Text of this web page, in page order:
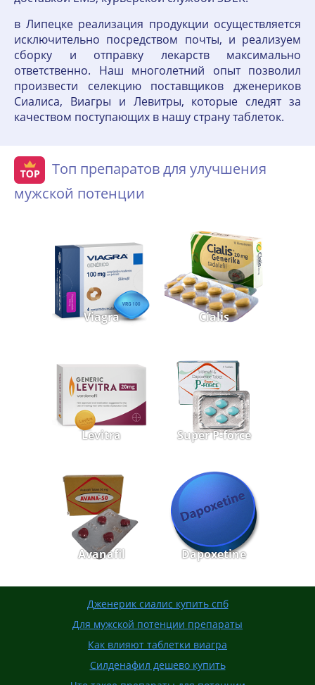
в Липецке реализация продукции осуществляется
исключительно посредством почты, и реализуем
сборку и отправку лекарств максимально
ответственно. Наш многолетний опыт позволил
произвести селекцию поставщиков дженериков
Сиалиса, Виагры и Левитры, которые следят за
качеством поступающих в нашу страну таблеток.
Топ препаратов для улучшения
мужской потенции
Viagra Cialis
Levitra Super P-force
Avanafil Dapoxetine
Дженерик сиалис купить спб
Для мужской потенции препараты
Как влияют таблетки виагра
Силденафил дешево купить